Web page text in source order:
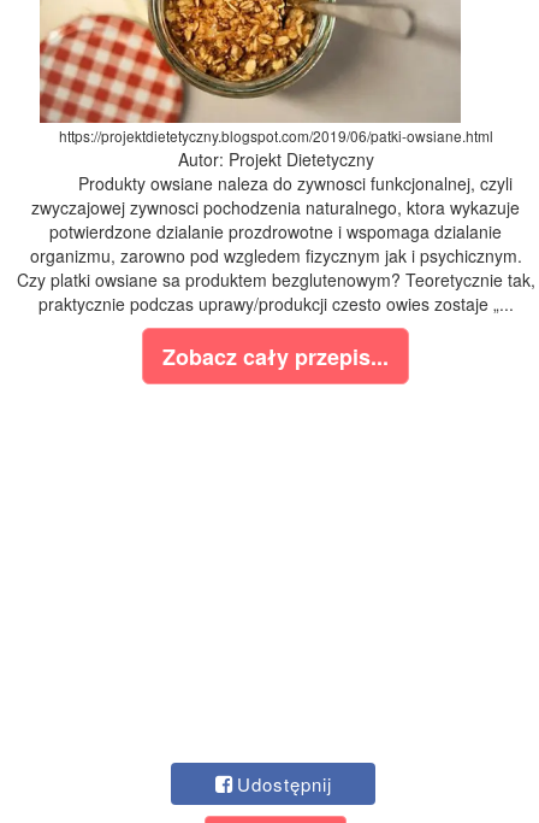
https://projektdietetyczny.blogspot.com/2019/06/patki-owsiane.html
Autor: Projekt Dietetyczny
Produkty owsiane naleza do zywnosci funkcjonalnej, czyli
zwyczajowej zywnosci pochodzenia naturalnego, ktora wykazuje
potwierdzone dzialanie prozdrowotne i wspomaga dzialanie
organizmu, zarowno pod wzgledem fizycznym jak i psychicznym.
Czy platki owsiane sa produktem bezglutenowym? Teoretycznie tak,
praktycznie podczas uprawy/produkcji czesto owies zostaje „...
Zobacz cały przepis...
Udostępnij